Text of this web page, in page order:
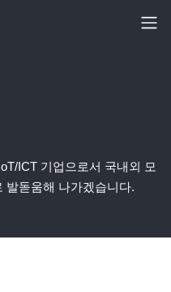
ICT 기업으로서 국내외 모
발돋움해 나가겠습니다.